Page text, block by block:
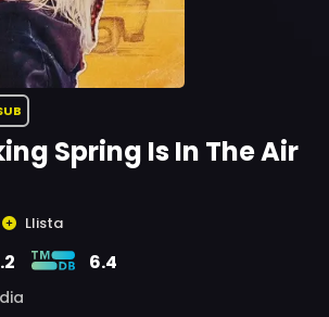
Spring Is In The Air
Llista
6.4